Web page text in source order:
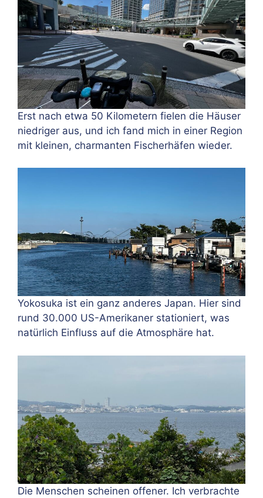
Erst nach etwa 50 Kilometern fielen die Häuser
niedriger aus, und ich fand mich in einer Region
mit kleinen, charmanten Fischerhäfen wieder.
Yokosuka ist ein ganz anderes Japan. Hier sind
rund 30.000 US-Amerikaner stationiert, was
natürlich Einfluss auf die Atmosphäre hat.
Die Menschen scheinen offener. Ich verbrachte